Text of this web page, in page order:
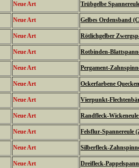
Neue Art Trübgelbe
Neue Art Gelbes Ordensband
Neue Art Rötlichgelber
Neue Art Rotbinden-
Neue Art Pergament-
Neue Art Ockerfarbene
Neue Art Vierpunkt-
Neue Art Randfleck-
Neue Art Felsflur-Spannereule
Neue Art Silberfleck-
Neue Art Dreifleck-